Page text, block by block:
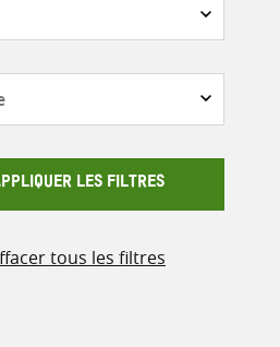
LES FILTRES
tous les filtres